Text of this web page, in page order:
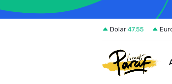
Dolar 47.55